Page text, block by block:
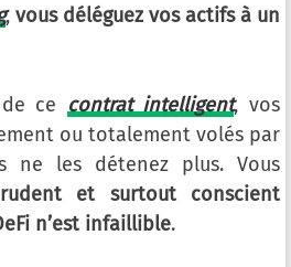
, vous déléguez vos actifs à un
ce contrat intelligent, vos
ou totalement volés par
ne les détenez plus. Vous
et surtout conscient
n’est infaillible.